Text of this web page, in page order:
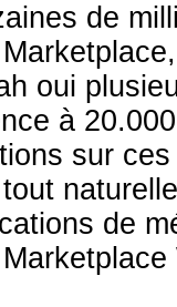
de
oui
à
sur
de